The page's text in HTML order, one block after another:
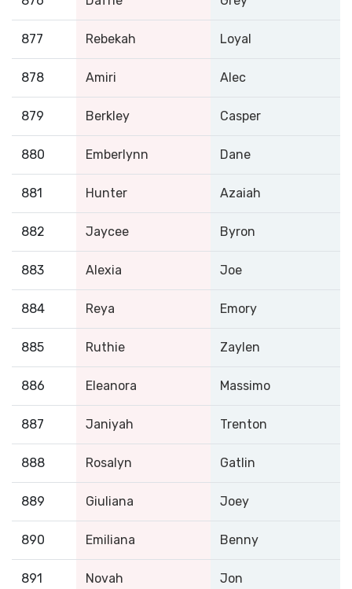
877 Rebekah Loyal
878 Amiri Alec
879 Berkley Casper
880 Emberlynn Dane
881 Hunter Azaiah
882 Jaycee Byron
883 Alexia Joe
884 Reya Emory
885 Ruthie Zaylen
886 Eleanora Massimo
887 Janiyah Trenton
888 Rosalyn Gatlin
889 Giuliana Joey
890 Emiliana Benny
891 Novah Jon